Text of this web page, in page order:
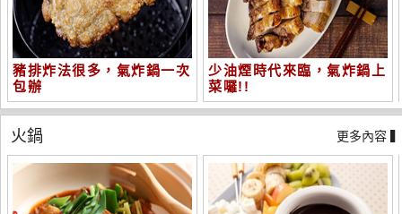
豬排炸法很多，氣炸鍋一次
包辦
少油煙時代來臨，氣炸鍋上
菜囉!!
火鍋 更多內容 ▍